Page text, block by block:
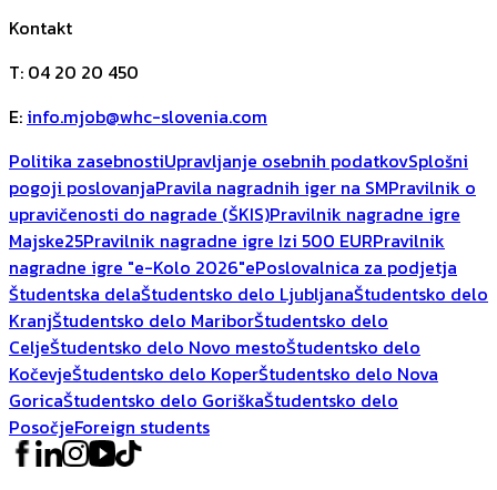
Kontakt
T: 04 20 20 450
E: info.mjob@whc-slovenia.com
Politika zasebnostiUpravljanje osebnih podatkovSplošni
pogoji poslovanjaPravila nagradnih iger na SMPravilnik o
upravičenosti do nagrade (ŠKIS)Pravilnik nagradne igre
Majske25Pravilnik nagradne igre Izi 500 EURPravilnik
nagradne igre "e-Kolo 2026"ePoslovalnica za podjetja
Študentska delaŠtudentsko delo LjubljanaŠtudentsko delo
KranjŠtudentsko delo MariborŠtudentsko delo
CeljeŠtudentsko delo Novo mestoŠtudentsko delo
KočevjeŠtudentsko delo KoperŠtudentsko delo Nova
GoricaŠtudentsko delo GoriškaŠtudentsko delo
PosočjeForeign students